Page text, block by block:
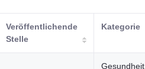
Veröffentlichende
Stelle
Kategorie
Gesundheit,